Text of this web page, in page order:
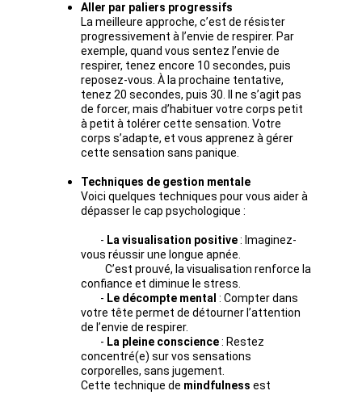
Aller par paliers progressifs
La meilleure approche, c’est de résister
progressivement à l’envie de respirer. Par
exemple, quand vous sentez l’envie de
respirer, tenez encore 10 secondes, puis
reposez-vous. À la prochaine tentative,
tenez 20 secondes, puis 30. Il ne s’agit pas
de forcer, mais d’habituer votre corps petit
à petit à tolérer cette sensation. Votre
corps s’adapte, et vous apprenez à gérer
cette sensation sans panique.
Techniques de gestion mentale
Voici quelques techniques pour vous aider à
dépasser le cap psychologique :
        -
La visualisation positive : Imaginez-
vous réussir une longue apnée.
confiance et diminue le stress.
        -
Le décompte mental : Compter dans
votre tête permet de détourner l’attention
de l’envie de respirer.
        -
La pleine conscience : Restez
concentré(e) sur vos sensations
corporelles, sans jugement.
Cette technique de mindfulness est